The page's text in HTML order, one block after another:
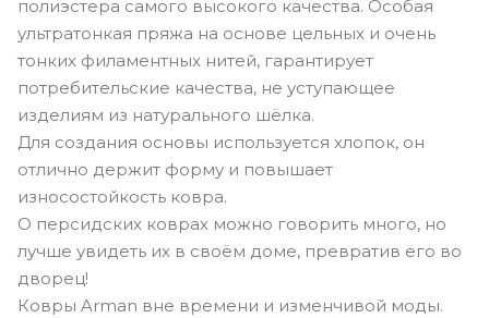
полиэстера самого высокого качества. Особая
ультратонкая пряжа на основе цельных и очень
тонких филаментных нитей, гарантирует
потребительские качества, не уступающее
изделиям из натурального шёлка.
Для создания основы используется хлопок, он
отлично держит форму и повышает
износостойкость ковра.
О персидских коврах можно говорить много, но
лучше увидеть их в своём доме, превратив его во
дворец!
Ковры Arman вне времени и изменчивой моды.